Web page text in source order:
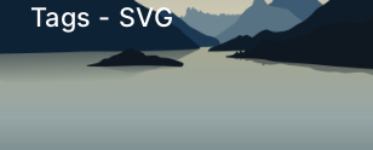
Tags - SVG